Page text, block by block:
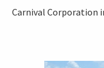
Carnival Corporation